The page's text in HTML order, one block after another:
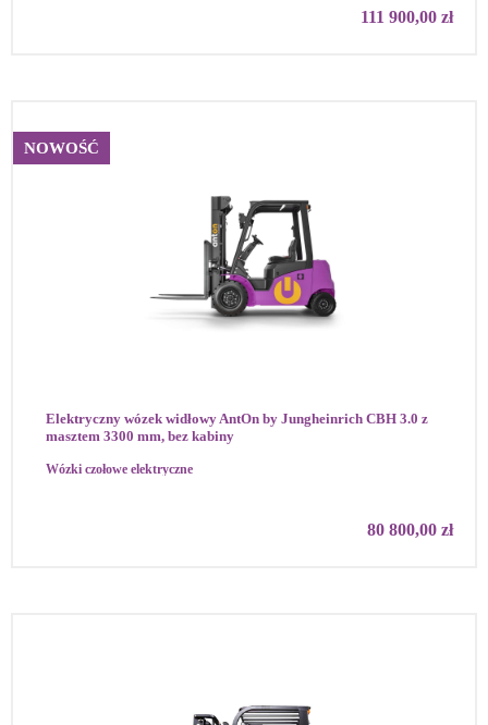
111 900,00 zł
NOWOŚĆ
Elektryczny wózek widłowy AntOn by Jungheinrich CBH 3.0 z
masztem 3300 mm, bez kabiny
Wózki czołowe elektryczne
80 800,00 zł